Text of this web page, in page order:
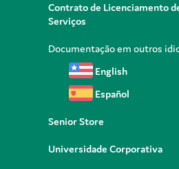
Contrato de Licenciamento
Serviços
Documentação em outros
English
Español
Senior Store
Universidade Corporativa